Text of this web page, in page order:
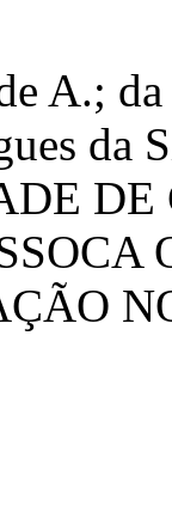
A.;
da